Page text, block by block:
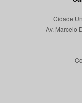
Cidade
Av. Marcelo